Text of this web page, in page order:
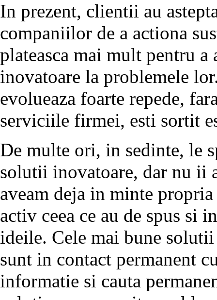
In prezent, clientii au
companiilor de a actiona
plateasca mai mult pentru
inovatoare la problemele
evolueaza foarte repede,
serviciile firmei, esti sortit
De multe ori, in sedinte, le
solutii inovatoare, dar nu ii
aveam deja in minte
activ ceea ce au de spus si
ideile. Cele mai bune
sunt in contact permanent
informatie si cauta